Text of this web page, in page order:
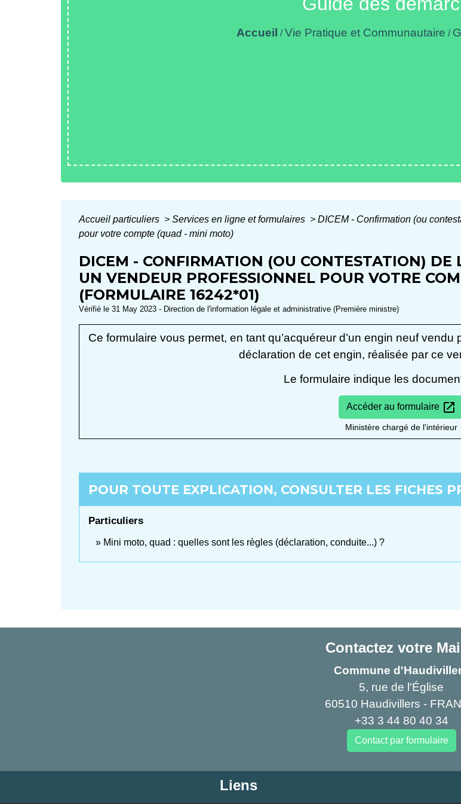
Accueil /Vie Pratique et Communautaire /
Accueil particuliers > Services en ligne et formulaires > DICEM - Confirmation (ou
pour votre compte (quad - mini moto)
DICEM - CONFIRMATION (OU CONTESTATION) DE
UN VENDEUR PROFESSIONNEL POUR VOTRE
(FORMULAIRE 16242*01)
Vérifié le 31 May 2023 - Direction de l'information légale et administrative (Première ministre)
Ce formulaire vous permet, en tant qu’acquéreur d’un engin neuf
déclaration de cet engin, réalisée par ce
Le formulaire indique les
Accéder au formulaire open_in_new
Ministère chargé de l'intérieur
POUR TOUTE EXPLICATION, CONSULTER LES FICHES
Particuliers
Mini moto, quad : quelles sont les règles (déclaration, conduite...) ?
Contactez votre
Commune
5, rue de l'Église
60510 Haudivillers -
+33 3 44 80 40 34
Contact par formulaire
Liens